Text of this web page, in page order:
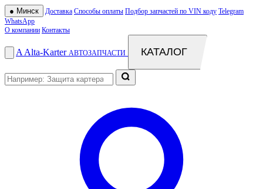
● Минск Доставка Способы оплаты Подбор запчастей по VIN коду Telegram
WhatsApp
О компании Контакты
A Alta-Karter АВТОЗАПЧАСТИ КАТАЛОГ